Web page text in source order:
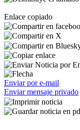
Enlace copiado
Enviar por e-mail
Enviar mensaje privado